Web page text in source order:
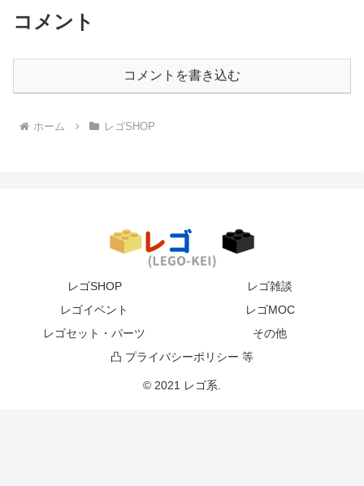
コメント
コメントを書き込む
ホーム レゴSHOP
レゴSHOP
レゴ雑談
レゴイベント
レゴMOC
レゴセット・パーツ
その他
凸 プライバシーポリシー 等
© 2021 レゴ系.